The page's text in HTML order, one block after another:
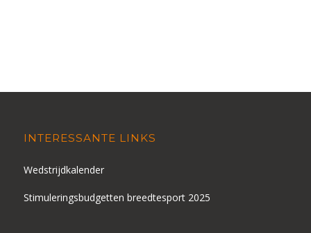
INTERESSANTE LINKS
Wedstrijdkalender
Stimuleringsbudgetten breedtesport 2025